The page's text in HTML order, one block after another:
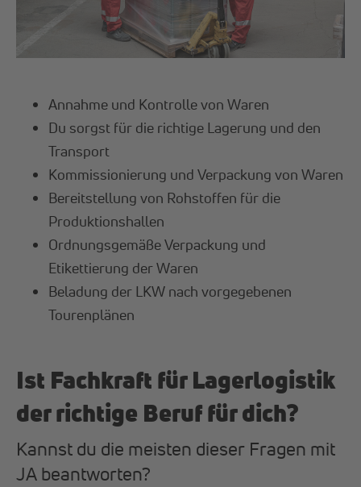
Annahme und Kontrolle von Waren
Du sorgst für die richtige Lagerung und den
Transport
Kommissionierung und Verpackung von Waren
Bereitstellung von Rohstoffen für die
Produktionshallen
Ordnungsgemäße Verpackung und
Etikettierung der Waren
Beladung der LKW nach vorgegebenen
Tourenplänen
Ist Fachkraft für Lagerlogistik
der richtige Beruf für dich?
Kannst du die meisten dieser Fragen mit
JA beantworten?